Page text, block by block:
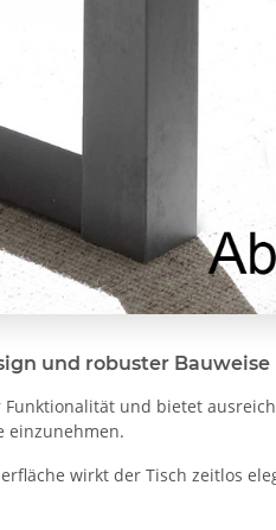
und robuster Bauweise
und bietet
einzunehmen.
wirkt der Tisch zeitlos